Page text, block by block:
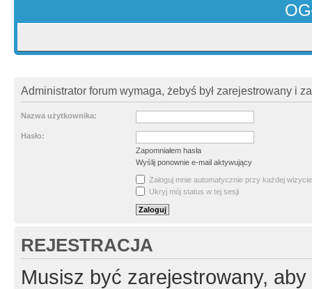
Administrator forum wymaga, żebyś był zarejestrowany i
Nazwa użytkownika:
Hasło:
Zapomniałem hasła
Wyślij ponownie e-mail aktywujący
Zaloguj mnie automatycznie przy każdej wizycie
Ukryj mój status w tej sesji
REJESTRACJA
Musisz być zarejestrowany,